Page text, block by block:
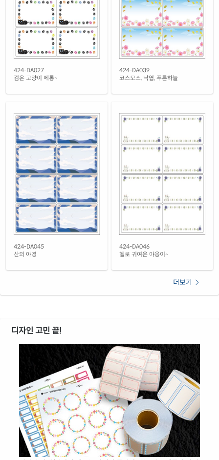
흰색(25μm) 광택 방수 레이저
CL424TW-DV152레이저 전용
흰색(50μm) 광택 방수 레이저
CL424WP-DV152레이저 전용
흰색 무광 방수 레이저
CL424MP-DV152
레이저 전용
흰색 무광 방수 시치미 레이저
반투명 트레이싱 레이저
CL424HT-DV152 레이저 전용
투명(25μm) 방수 레이저
CL424TT-DV152
레이저 전용
투명(50μm) 방수 레이저
CL424LT-DV152
레이저 전용
424-DA027
검은 고양이 메롱~
424-DA039
코스모스, 낙엽, 푸른하늘
424-DA045
산의 야경
424-DA046
헬로 귀여운 야옹이~
더보기
디자인 고민 끝!